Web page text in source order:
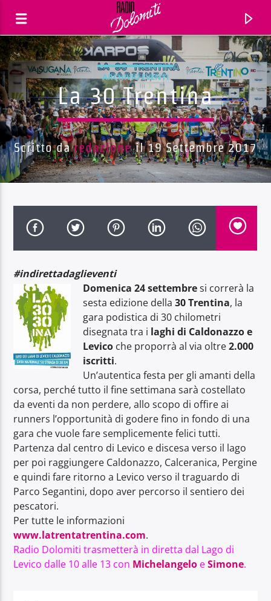
Traccia corrente
Titolo
Radio Dolomiti
ARCHIVIO EVENTI
La 30 Trentina
Scritto daredazioneil 19 Settembre 2017
#indirettadaglieventi
Domenica 24 settembresi correrà la
sesta edizione della30 Trentina, la
gara podistica di 30 chilometri
disegnata tra i laghi di Caldonazzo e
Levico che proporrà al via oltre2.000
iscritti.
Un’autentica festa per gli amanti della
corsa, perché tutto il fine settimana sarà costellato
da eventi da non perdere, allo scopo di offire ai
runners l’opportunità di godere fino in fondo di una
gara che vuole fare semplicemente felici tutti.
Partenza dal centro di Levico e discesa verso il lago
per poi raggiungere Caldonazzo, Calceranica, Pergine
e quindi fare ritorno a Levico verso il traguardo di
Parco Segantini, dopo aver percorso il sentiero dei
pescatori.
Per tutte le informazioni
www.latrentatrentina.com.
Radio Dolomiti trasmetterà in diretta dal Lago di
Levico dalle 10 alle 13 con Michelangelo eSimone.